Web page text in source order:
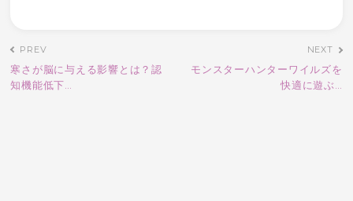
モンスターハンターワイルズを
快適に遊ぶ…
寒さが脳に与える影響とは？認
知機能低下…